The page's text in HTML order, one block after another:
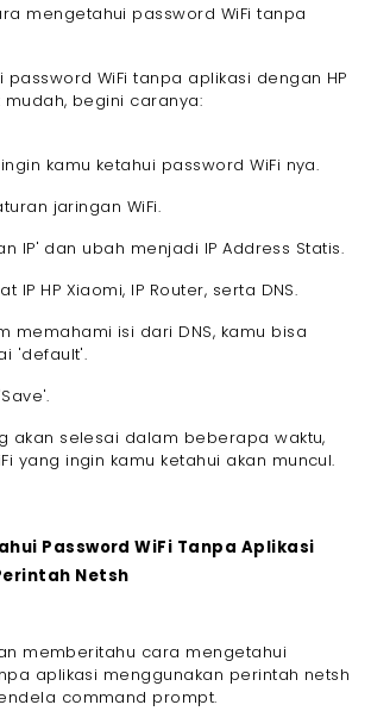
mengetahui password WiFi tanpa
WiFi tanpa aplikasi dengan HP
begini caranya:
kamu ketahui password WiFi nya.
jaringan WiFi.
IP' dan ubah menjadi IP Address Statis.
IP HP Xiaomi, IP Router, serta DNS.
memahami isi dari DNS, kamu bisa
'default'.
akan selesai dalam beberapa waktu,
yang ingin kamu ketahui akan muncul.
Password WiFi Tanpa Aplikasi
Netsh
memberitahu cara mengetahui
aplikasi menggunakan perintah netsh
command prompt.